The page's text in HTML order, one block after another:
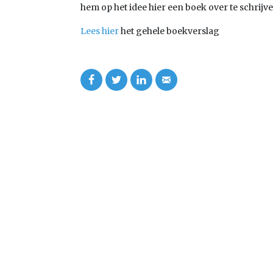
hem op het idee hier een boek over te
Lees hierhet gehele boekverslag